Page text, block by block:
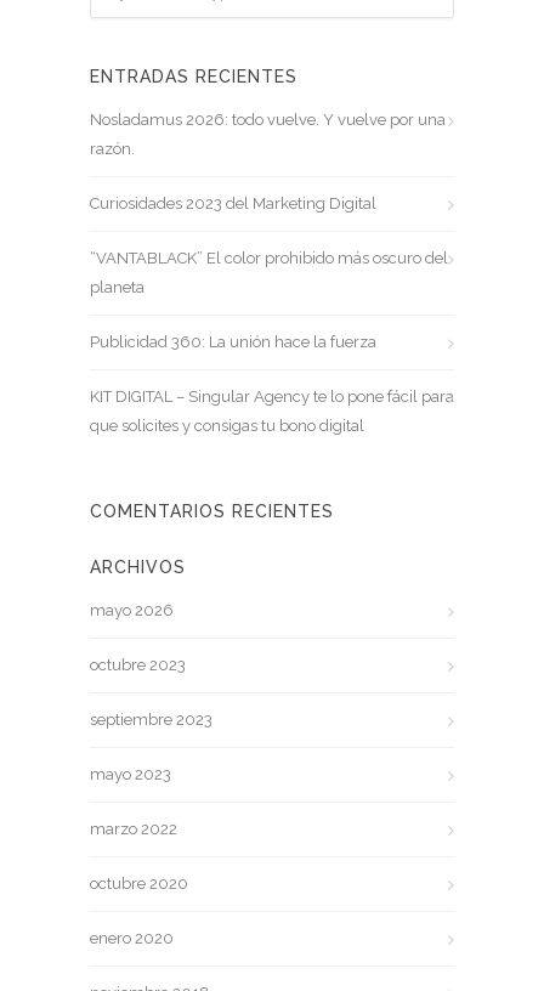
ENTRADAS RECIENTES
Nosladamus 2026: todo vuelve. Y vuelve por una
razón.
Curiosidades 2023 del Marketing Digital
“VANTABLACK” El color prohibido más oscuro del
planeta
Publicidad 360: La unión hace la fuerza
KIT DIGITAL – Singular Agency te lo pone fácil para
que solicites y consigas tu bono digital
COMENTARIOS RECIENTES
ARCHIVOS
mayo 2026
octubre 2023
septiembre 2023
mayo 2023
marzo 2022
octubre 2020
enero 2020